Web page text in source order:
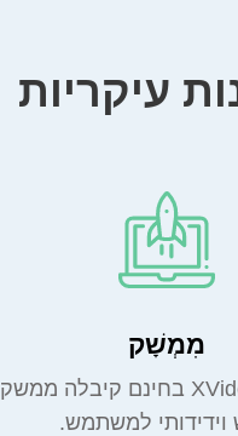
עיקריות
מִמְשָׁק
הורדת XVideos בחינם קיבלה ממשק
למשתמש.